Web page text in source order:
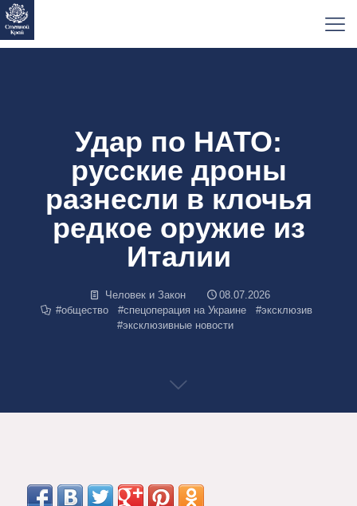
Удар по НАТО:
русские дроны
разнесли в клочья
редкое оружие из
Италии
Человек и Закон
08.07.2026
#общество #спецоперация на Украине #эксклюзив
#эксклюзивные новости